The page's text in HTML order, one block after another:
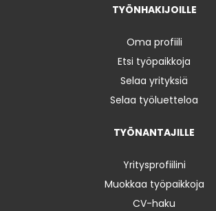
TYÖNHAKIJOILLE
Oma profiili
Etsi työpaikkoja
Selaa yrityksiä
Selaa työluetteloa
TYÖNANTAJILLE
Yritysprofiilini
Muokkaa työpaikkoja
CV-haku